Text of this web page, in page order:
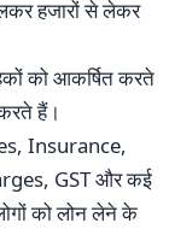
हजारों से लेकर
को आकर्षित करते
हैं।
Insurance,
GST और कई
को लोन लेने के